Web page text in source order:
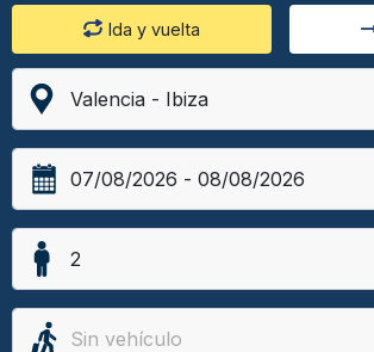
Ida y vuelta